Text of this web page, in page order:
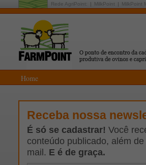
Rede AgriPoint: MilkPoint MilkPoint
Home
Receba nossa
É só se cadastrar! Você
conteúdo publicado, além
mail. E é de graça.